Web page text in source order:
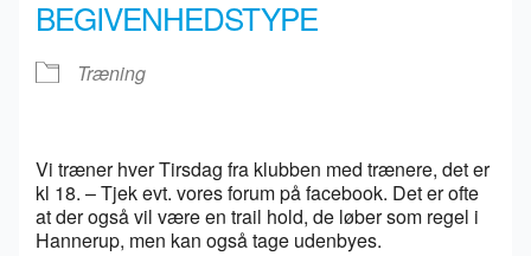
BEGIVENHEDSTYPE
Træning
Vi træner hver Tirsdag fra klubben med trænere, det er
kl 18. – Tjek evt. vores forum på facebook. Det er ofte
at der også vil være en trail hold, de løber som regel i
Hannerup, men kan også tage udenbyes.